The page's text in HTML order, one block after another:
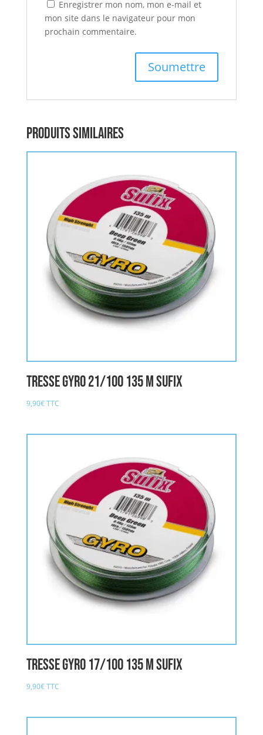
Enregistrer mon nom, mon e-mail et
mon site dans le navigateur pour mon
prochain commentaire.
Produits similaires
Tresse GYRO 21/100 135 M SUFIX
9,90€TTC
Tresse GYRO 17/100 135 M SUFIX
9,90€TTC